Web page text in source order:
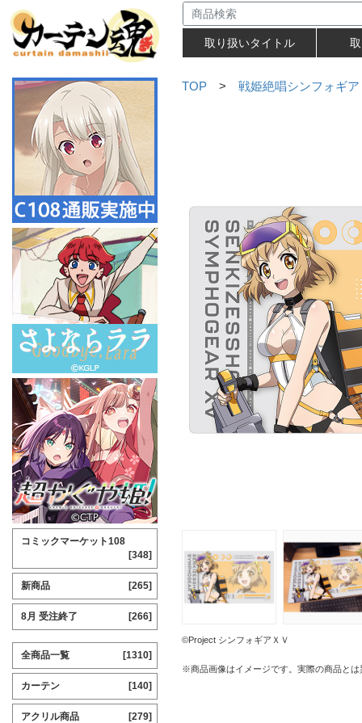
取り扱いタイトル
TOP > 戦姫絶唱シンフォギ
©Project シンフォギアＸＶ
※商品画像はイメージです。実際の商品と
コミックマーケット108
[348]
新商品 [265]
8月 受注終了 [266]
全商品一覧 [1310]
カーテン [140]
アクリル商品 [279]